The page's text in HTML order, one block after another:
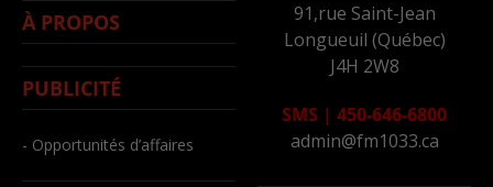
À PROPOS
PUBLICITÉ
- Opportunités d’affaires
91,rue Saint-Jean
Longueuil (Québec)
J4H 2W8
SMS | 450-646-6800
admin@fm1033.ca